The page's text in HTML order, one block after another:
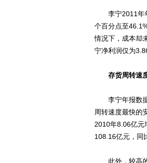
李宁2011年年
个百分点至
情况下，成本却
宁净利润仅为
存货周转速
李宁年报数据
周转速度最快的
2010年8.06亿元
108.16亿元，同
此外，较高的